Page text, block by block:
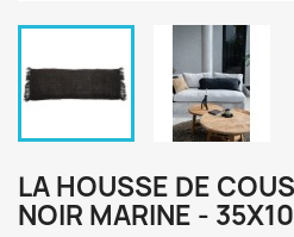
LA HOUSSE DE
NOIR MARINE -